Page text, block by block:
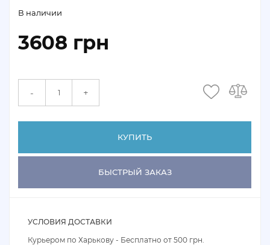
В наличии
3608 грн
- +
КУПИТЬ
БЫСТРЫЙ ЗАКАЗ
УСЛОВИЯ ДОСТАВКИ
Курьером по Харькову - Бесплатно от 500 грн.